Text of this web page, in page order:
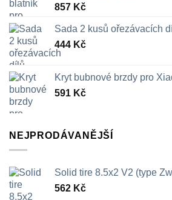
857 Kč
Sada 2 kusů ořezávacích
444 Kč
Kryt bubnové brzdy pro
591 Kč
NEJPRODÁVANĚJŠÍ
Solid tire 8.5x2 V2 (type
562 Kč